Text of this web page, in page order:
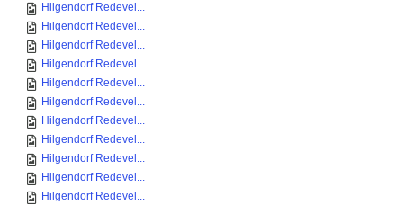
Hilgendorf Redevel...
Hilgendorf Redevel...
Hilgendorf Redevel...
Hilgendorf Redevel...
Hilgendorf Redevel...
Hilgendorf Redevel...
Hilgendorf Redevel...
Hilgendorf Redevel...
Hilgendorf Redevel...
Hilgendorf Redevel...
Hilgendorf Redevel...